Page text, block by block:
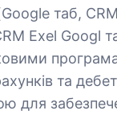
таб,
Exel Googl
та
для